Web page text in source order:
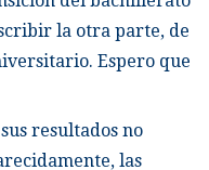
la otra parte, de
Espero que
resultados no
las